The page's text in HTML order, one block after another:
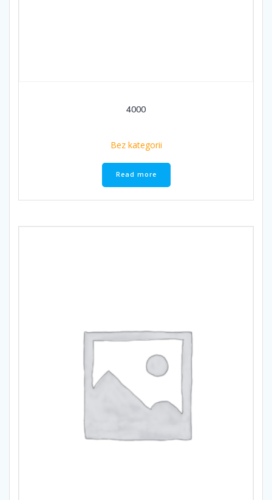
4000
Bez kategorii
Read more